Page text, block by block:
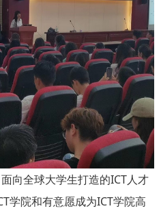
向全球大学生打造的ICT人才
学院和有意愿成为ICT学院高